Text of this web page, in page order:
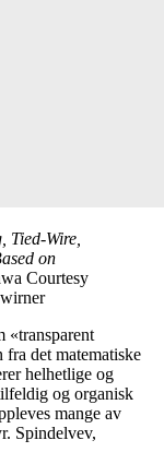
Tied-Wire,
on
Courtesy
«transparent
fra det matematiske
helhetlige og
og organisk
mange av
Spindelvev,